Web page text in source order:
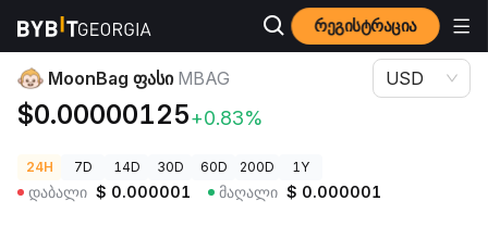
რეგისტრაცია
კრიპტოვალუტის ფასები MoonBag ფასი MBAG
MoonBag ფასი MBAG
$0.00000125+0.83%
USD
24H 7D 14D 30D 60D 200D 1Y
დაბალი $ 0.000001 მაღალი $ 0.000001